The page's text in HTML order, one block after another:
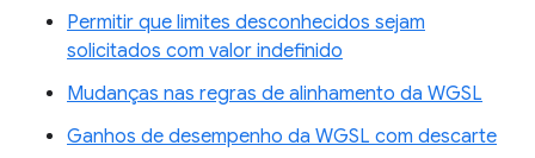
Permitir que limites desconhecidos sejam
solicitados com valor indefinido
Mudanças nas regras de alinhamento da WGSL
Ganhos de desempenho da WGSL com descarte